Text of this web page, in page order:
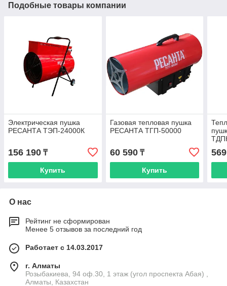
Подобные товары компании
Электрическая пушка
РЕСАНТА ТЭП-24000К
156 190 ₸
Купить
Газовая тепловая пушка
РЕСАНТА ТГП-50000
60 590₸
Купить
О нас
Рейтинг не сформирован
Менее 5 отзывов за последний год
Работает с 14.03.2017
г. Алматы
Розыбакиева, 94 оф.30, 1 этаж (угол проспекта Абая) ,
Алматы, Казахстан